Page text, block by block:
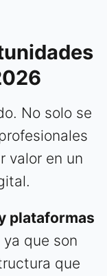
No solo se
valor en un
plataformas
que son
que